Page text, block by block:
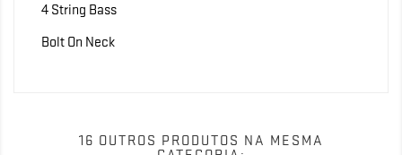
4 String Bass
Bolt On Neck
16 OUTROS PRODUTOS NA MESMA